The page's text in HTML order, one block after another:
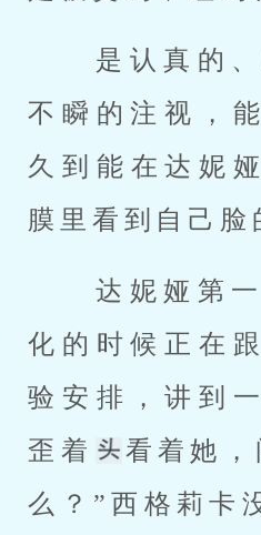
不瞬的注视，
久到能在达妮
膜里看到自己脸
化的时候正在
验安排，讲到
歪着
看着她
么？”西格莉卡